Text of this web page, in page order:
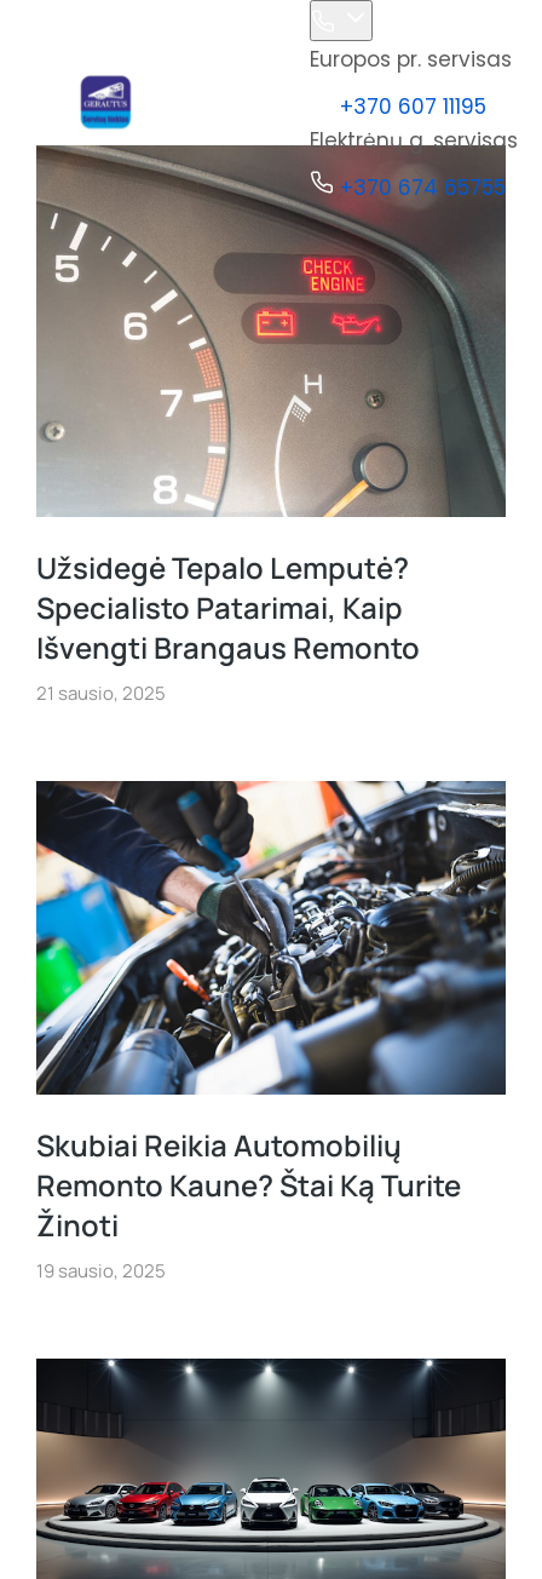
Europos pr. servisas
+370 607 11195
Elektrėnų g. servisas
+370 674 65755
Užsidegė Tepalo Lemputė?
Specialisto Patarimai, Kaip
Išvengti Brangaus Remonto
21 sausio, 2025
Skubiai Reikia Automobilių
Remonto Kaune? Štai Ką Turite
Žinoti
19 sausio, 2025